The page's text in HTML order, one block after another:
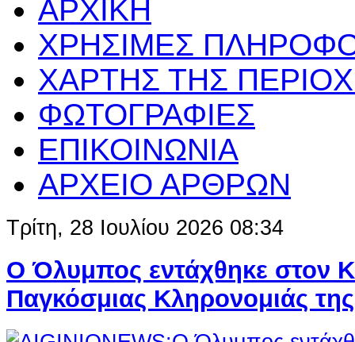
ΑΡΧΙΚΗ
ΧΡΗΣΙΜΕΣ
ΧΑΡΤΗΣ ΤΗΣ
ΦΩΤΟΓΡΑΦΙΕΣ
ΕΠΙΚΟΙΝΩΝΙΑ
ΑΡΧΕΙΟ ΑΡΘΡΩΝ
Τρίτη, 28 Ιουλίου 2026 08:34
Ο Όλυμπος εντάχθηκε στον
Παγκόσμιας Κληρονομιάς